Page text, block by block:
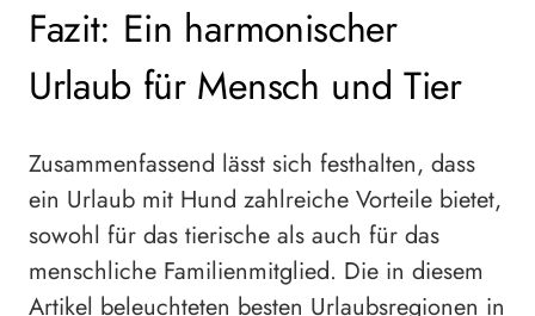
Fazit: Ein harmonischer
Urlaub für Mensch und Tier
Zusammenfassend lässt sich festhalten, dass
ein Urlaub mit Hund zahlreiche Vorteile bietet,
sowohl für das tierische als auch für das
menschliche Familienmitglied. Die in diesem
Artikel beleuchteten besten Urlaubsregionen in